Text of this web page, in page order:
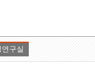
구실